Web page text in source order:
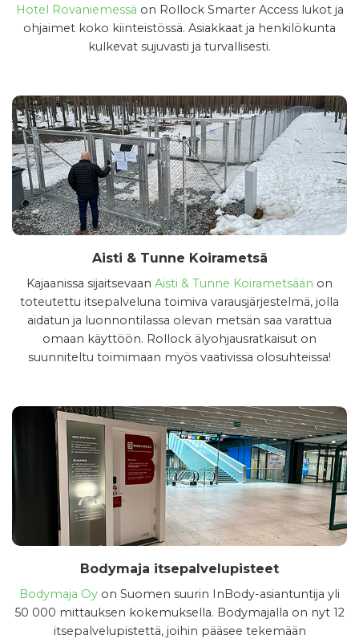
Hotel Rovaniemessä on Rollock Smarter Access lukot ja
ohjaimet koko kiinteistössä. Asiakkaat ja henkilökunta
kulkevat sujuvasti ja turvallisesti.
Aisti & Tunne Koirametsä
Kajaanissa sijaitsevaan Aisti & Tunne Koirametsään on
toteutettu itsepalveluna toimiva varausjärjestelmä, jolla
aidatun ja luonnontilassa olevan metsän saa varattua
omaan käyttöön. Rollock älyohjausratkaisut on
suunniteltu toimimaan myös vaativissa olosuhteissa!
Bodymaja itsepalvelupisteet
Bodymaja Oy on Suomen suurin InBody-asiantuntija yli
50 000 mittauksen kokemuksella. Bodymajalla on nyt 12
itsepalvelupistettä, joihin pääsee tekemään